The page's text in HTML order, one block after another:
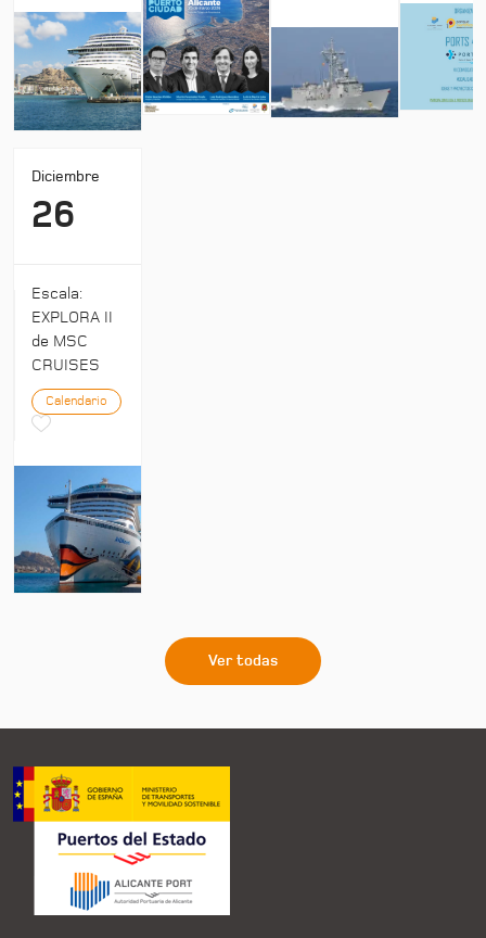
Diciembre
26
Escala:
EXPLORA II
de MSC
CRUISES
Calendario
Ver todas